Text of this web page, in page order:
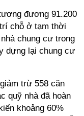
đương 91.200
chỗ ở tạm thời
chung cư trong
dựng lại chung cư
trừ 558 căn
quỹ nhà đã hoàn
khoảng 60%